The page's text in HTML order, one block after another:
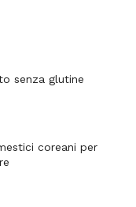
senza glutine
coreani per